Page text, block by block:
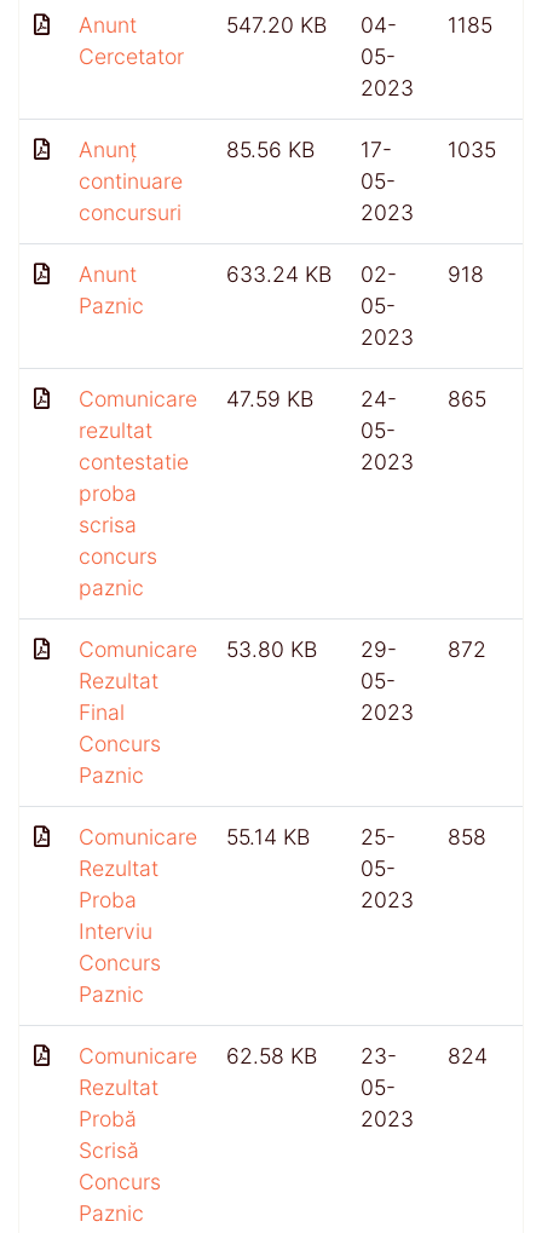
Anunt
Cercetator
547.20 KB
04-
05-
2023
1185
Anunț
continuare
concursuri
85.56 KB
17-
05-
2023
1035
Anunt
Paznic
633.24 KB
02-
05-
2023
918
Comunicare
rezultat
contestatie
proba
scrisa
concurs
paznic
47.59 KB
24-
05-
2023
865
Comunicare
Rezultat
Final
Concurs
Paznic
53.80 KB
29-
05-
2023
872
Comunicare
Rezultat
Proba
Interviu
Concurs
Paznic
55.14 KB
25-
05-
2023
858
Comunicare
Rezultat
Probă
Scrisă
Concurs
Paznic
62.58 KB
23-
05-
2023
824